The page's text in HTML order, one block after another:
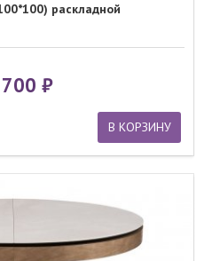
раскладной
В КОРЗИНУ